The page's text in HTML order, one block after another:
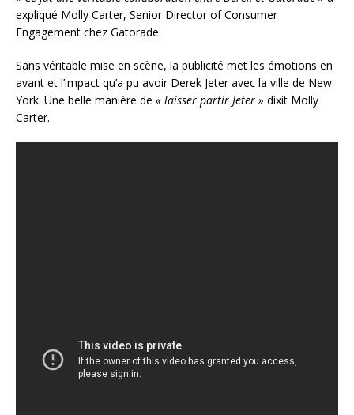
expliqué Molly Carter, Senior Director of Consumer
Engagement chez Gatorade.
Sans véritable mise en scène, la publicité met les émotions en
avant et l’impact qu’a pu avoir Derek Jeter avec la ville de New
York. Une belle manière de « laisser partir Jeter » dixit Molly
Carter.